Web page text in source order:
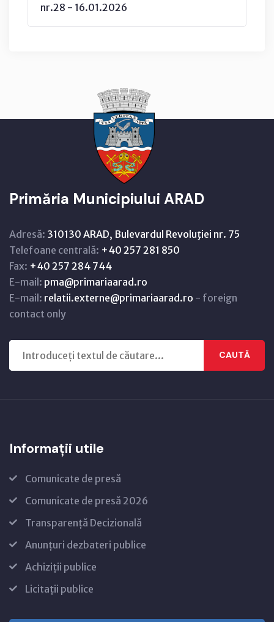
nr.28 - 16.01.2026
Primăria Municipiului ARAD
Adresă: 310130 ARAD, Bulevardul Revoluţiei nr. 75
Telefoane centrală: +40 257 281 850
Fax: +40 257 284 744
E-mail: pma@primariaarad.ro
E-mail: relatii.externe@primariaarad.ro - foreign
contact only
CAUTĂ
Informații utile
Comunicate de presă
Comunicate de presă 2026
Transparență Decizională
Anunțuri dezbateri publice
Achiziții publice
Licitații publice